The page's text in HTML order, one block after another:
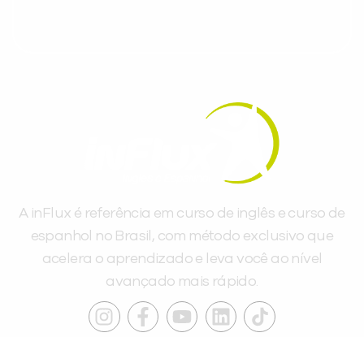
A inFlux é referência em curso de inglês e curso de
espanhol no Brasil, com método exclusivo que
acelera o aprendizado e leva você ao nível
avançado mais rápido.